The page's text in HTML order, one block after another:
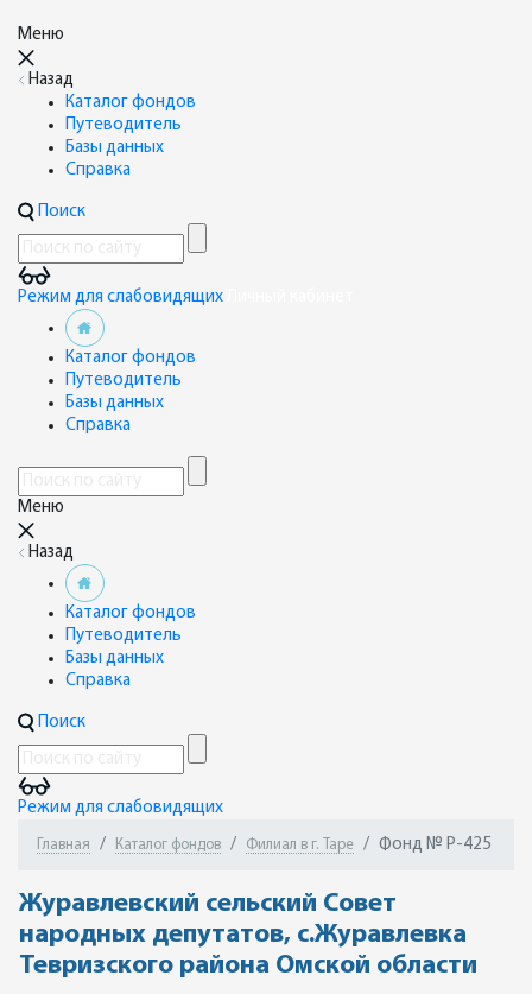
Меню
Назад
Каталог фондов
Путеводитель
Базы данных
Справка
Поиск
Режим для слабовидящих
Каталог фондов
Путеводитель
Базы данных
Справка
Меню
Назад
Каталог фондов
Путеводитель
Базы данных
Справка
Поиск
Режим для слабовидящих
Главная Каталог фондов Филиал в г. Таре Фонд № Р-425
Журавлевский сельский Совет
народных депутатов, с.Журавлевка
Тевризского района Омской области